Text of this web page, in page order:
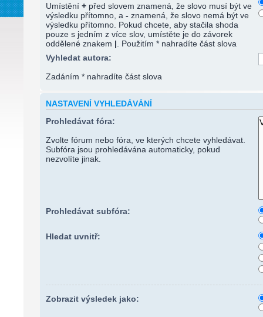
Umístění + před slovem znamená, že slovo musí být ve
výsledku přítomno, a - znamená, že slovo nemá být ve
výsledku přítomno. Pokud chcete, aby stačila shoda
pouze s jedním z více slov, umístěte je do závorek
oddělené znakem | . Použitím * nahradíte část slova
Vyhledat autora:
Zadáním * nahradíte část slova
NASTAVENÍ VYHLEDÁVÁNÍ
Prohledávat fóra:
Zvolte fórum nebo fóra, ve kterých chcete vyhledávat.
Subfóra jsou prohledávána automaticky, pokud
nezvolíte jinak.
Prohledávat subfóra:
Hledat uvnitř:
Zobrazit výsledek jako: